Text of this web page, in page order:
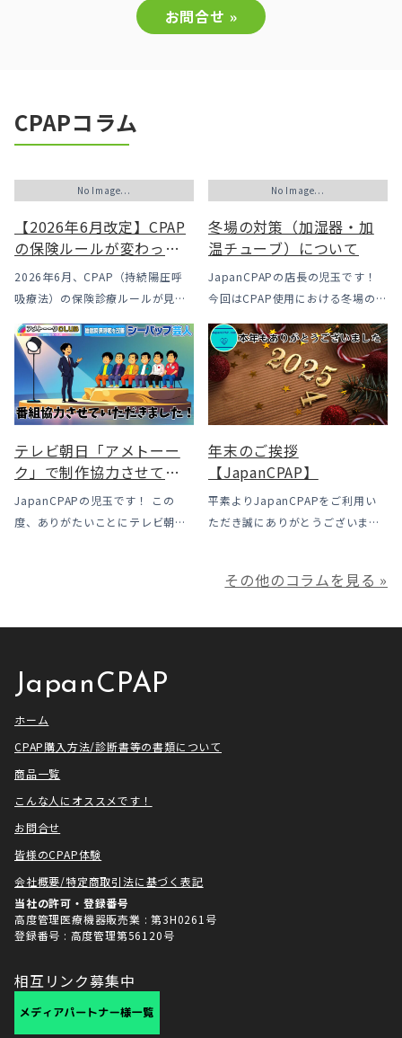
お問合せ »
CPAPコラム
No Image...
【2026年6月改定】CPAP
の保険ルールが変わった
｜CPAPが使えなくなるか
も？変更のメリット・デ
う選択肢
2026年6月、CPAP（持続陽圧呼
吸療法）の保険診療ルールが見直
ルは下がった一方で、「続ける」
ための条件はこれまでより厳しく
なっています。この記事では、何
がどう変わったのかを患者様の立
場で […]
No Image...
冬場の対策（加湿器・加
温チューブ）について
JapanCPAPの店長の児玉です！
今回はCPAP使用における冬場のよ
露」についてのお話をさせて頂き
ます。 我々の拠点の北陸はCPAP
使用時に「乾燥・寒さ・結露」が
起こりやすい地域です、その […]
テレビ朝日「アメトーー
ク」で制作協力させてい
ただきました
JapanCPAPの児玉です！ この
度、ありがたいことにテレビ朝日
ク様は長い歴史があり、私も大
年末のご挨拶
【JapanCPAP】
平素よりJapanCPAPをご利用い
ただき誠にありがとうございま
利用いただき本当にありがとうご
満足いただけるサービスを提供さ
その他のコラムを見る »
JapanCPAP
ホーム
CPAP購入方法/診断書等の書類について
商品一覧
こんな人にオススメです！
お問合せ
皆様のCPAP体験
会社概要/特定商取引法に基づく表記
当社の許可・登録番号
高度管理医療機器販売業 : 第3H0261号
登録番号 : 高度管理第56120号
相互リンク募集中